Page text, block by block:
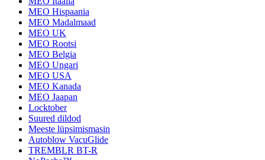
MEO Hispaania
MEO Madalmaad
MEO UK
MEO Rootsi
MEO Belgia
MEO Ungari
MEO USA
MEO Kanada
MEO Jaapan
Locktober
Suured dildod
Meeste lüpsimismasin
Autoblow VacuGlide
TREMBLR BT-R